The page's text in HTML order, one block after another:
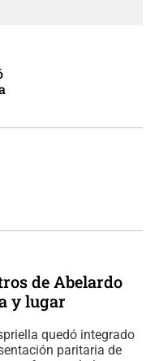
de Abelardo
y lugar
quedó integrado
paritaria de